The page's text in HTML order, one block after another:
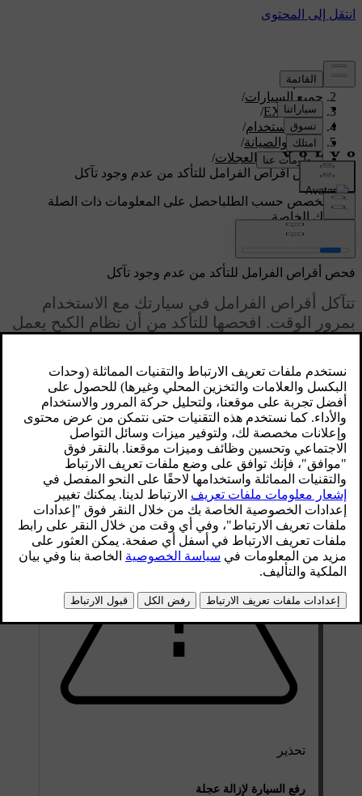
الدعم/
جميع السيارات/
EX90 2026
/
دليل الاستخدام/
العناية والصيانة/
الإطارات والعجلات/
فحص أقراص الفرامل للتأكد من عدم وجود تآكل
دعم مخصص حسب الطلباحصل على المعلومات ذات الصلة
بسيارتك الخاصة.
تسجيل الدخول
محدّث ١٦‏/٠٤‏/٢٠٢٦
فحص أقراص الفرامل للتأكد من عدم وجود تآكل
تتآكل أقراص الفرامل في سيارتك مع الاستخدام
بمرور الوقت. افحصها للتأكد من أن نظام الكبح يعمل
يحتوي كل قرص فرامل على قيمة الحد الأدنى للسمك محفورة أو
مطبوعة على القرص نفسه. يمكن أن يساعدك قياس سُمك أقراص
الفرامل من حين لآخر باستخدام فرجار فيرنييه أو أداة مماثلة في
تحديد ما إذا كانت بحاجة إلى الاستبدال.
تحذير
رفع السيارة لإزالة عجلة